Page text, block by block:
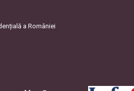
a României